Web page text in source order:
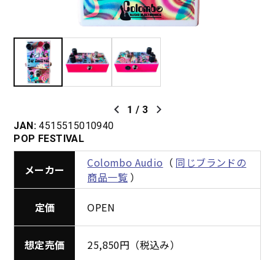
1 / 3
JAN: 4515515010940
POP FESTIVAL
メーカー Colombo Audio （ 同じブランドの
商品一覧 ）
定価 OPEN
想定売価 25,850円（税込み）